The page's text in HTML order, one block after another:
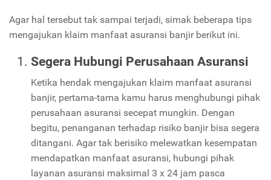
Agar hal tersebut tak sampai terjadi, simak beberapa tips
mengajukan klaim manfaat asuransi banjir berikut ini.
Segera Hubungi Perusahaan Asuransi
Ketika hendak mengajukan klaim manfaat asuransi
banjir, pertama-tama kamu harus menghubungi pihak
perusahaan asuransi secepat mungkin. Dengan
begitu, penanganan terhadap risiko banjir bisa segera
ditangani. Agar tak berisiko melewatkan kesempatan
mendapatkan manfaat asuransi, hubungi pihak
layanan asuransi maksimal 3 x 24 jam pasca